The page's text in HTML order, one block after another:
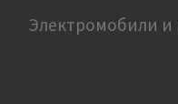
Электромобили и